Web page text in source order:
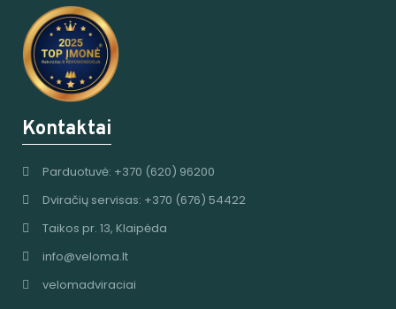
Kontaktai
Parduotuvė: +370 (620) 96200
Dviračių servisas: +370 (676) 54422
Taikos pr. 13, Klaipėda
info@veloma.lt
velomadviraciai